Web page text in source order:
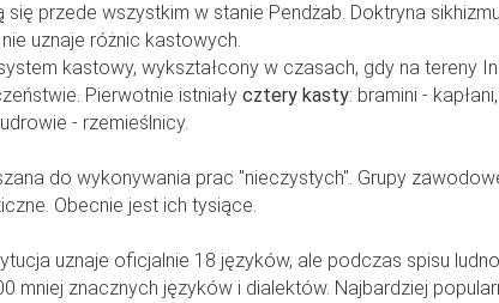
przede wszystkim w stanie Pendżab. Doktryna
uznaje różnic kastowych.
kastowy, wykształcony w czasach, gdy na tereny
Pierwotnie istniały cztery kasty: bramini -
- rzemieślnicy.
do wykonywania prac "nieczystych". Grupy
Obecnie jest ich tysiące.
uznaje oficjalnie 18 języków, ale podczas spisu
znacznych języków i dialektów. Najbardziej